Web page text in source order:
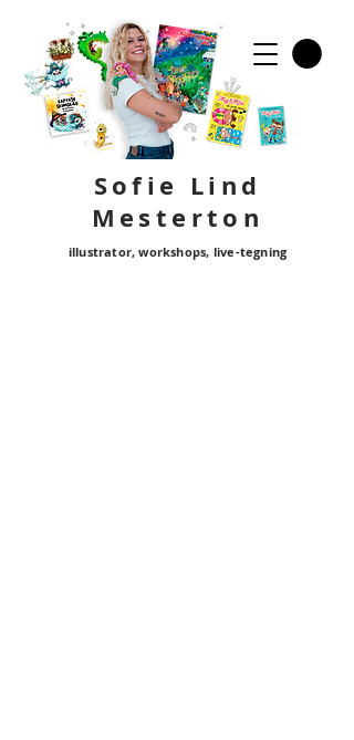
Sofie Lind
Mesterton
illustrator, workshops, live-tegning